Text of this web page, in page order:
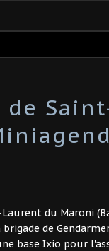
de
Laurent du Maroni
brigade de
base Ixio pour